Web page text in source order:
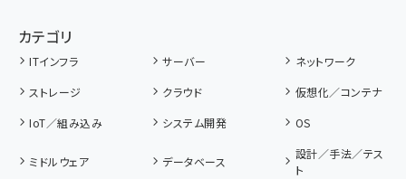
カテゴリ
ITインフラ サーバー
ネットワーク
ストレージ
クラウド
仮想化／コンテナ
IoT／組み込み
システム開発 OS
ミドルウェア データベース
設計／手法／テス
ト